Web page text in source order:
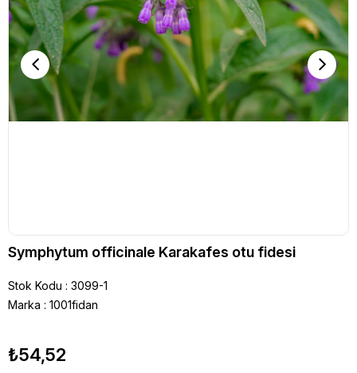
Symphytum officinale Karakafes otu fidesi
Stok Kodu
3099-1
Marka : 1001fidan
₺54,52